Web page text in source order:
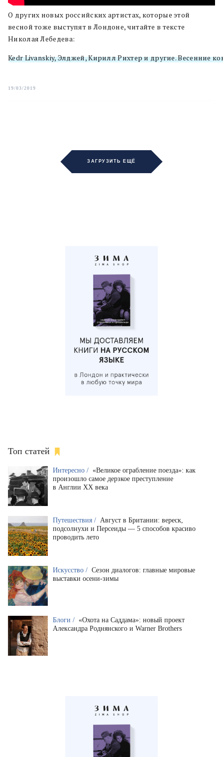
О других новых российских артистах, которые этой
весной тоже выступят в Лондоне, читайте в тексте
Николая Лебедева:
Kedr Livanskiy, Элджей, Кирилл Рихтер и другие. Весенние
19/03/2019
ЗАГРУЗИТЬ ЕЩЁ
Топ статей
Интересно / «Великое ограбление поезда»: как
произошло самое дерзкое преступление
в Англии XX века
Путешествия / Август в Британии: вереск,
подсолнухи и Персеиды — 5 способов красиво
проводить лето
Искусство / Сезон диалогов: главные мировые
выставки осени-зимы
Блоги / «Охота на Саддама»: новый проект
Александра Роднянского и Warner Brothers